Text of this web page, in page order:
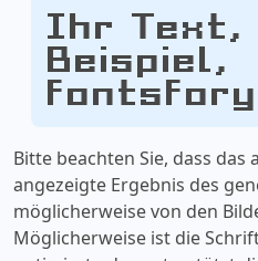
Ihr Text,
Beispiel,
Bitte beachten Sie, dass das
angezeigte Ergebnis des
möglicherweise von den
Möglicherweise ist die